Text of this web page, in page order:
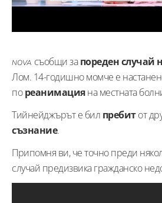
NOVA съобщи запореден случай
Лом. 14-годишно момче е
пореанимацияна местната
Тийнейджърът е бил пребитот
съзнание.
Припомня ви, че точно преди
случай предизвика гражданско